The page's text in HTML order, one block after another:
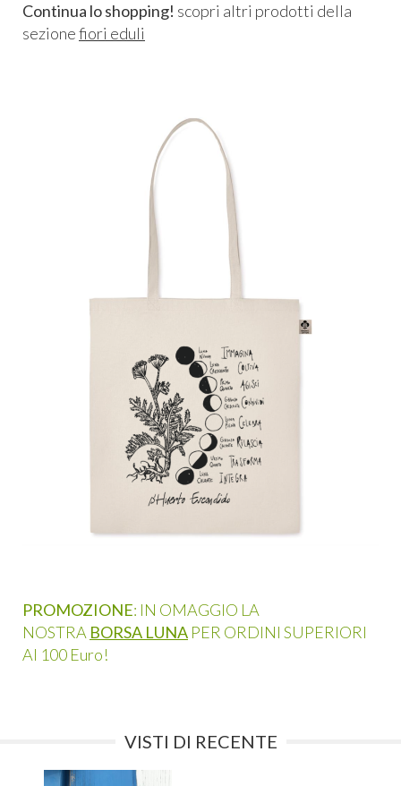
Continua lo shopping! scopri altri prodotti della
sezionefiori eduli
PROMOZIONE: IN OMAGGIO LA
NOSTRA BORSA LUNA PER ORDINI SUPERIORI
AI 100 Euro!
VISTI DI RECENTE